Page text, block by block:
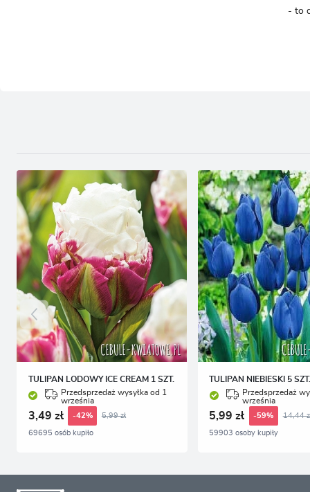
- to
TULIPAN LODOWY ICE CREAM 1 SZT.
Przedsprzedaż wysyłka od 1
września
3,49 zł -42% 5,99 zł
69695 osób kupiło
TULIPAN NIEBIESKI 5 SZT.
Przedsprzedaż
września
5,99 zł -59% 14,44
59903 osoby kupiły